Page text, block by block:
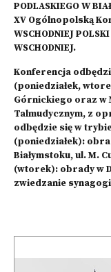
PODLASKIEGO W
XV Ogólnopolską
WSCHODNIEJ
WSCHODNIEJ.
Konferencja
(poniedziałek,
Górnickiego oraz w
Talmudycznym, z
odbędzie się w
(poniedziałek):
Białymstoku, ul. M.
(wtorek): obrady w
zwiedzanie